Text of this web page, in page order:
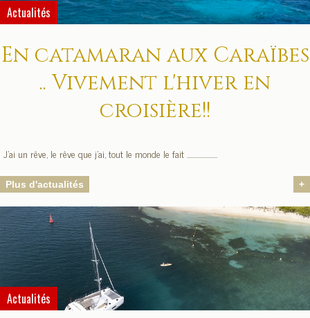
Actualités
En catamaran aux Caraïbes
.. Vivement l'hiver en
croisière!!
J'ai un rêve, le rêve que j'ai, tout le monde le fait ......................
+
Plus d'actualités
Actualités